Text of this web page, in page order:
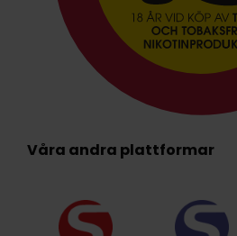
Våra andra plattformar